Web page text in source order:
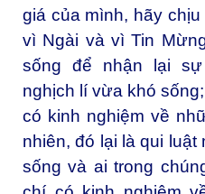
giá của mình, hãy
vì Ngài và vì Tin
sống để nhận lại
nghịch lí vừa khó
có kinh nghiệm về
nhiên, đó lại là qui
sống và ai trong